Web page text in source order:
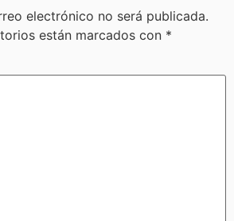
electrónico no será publicada.
están marcados con *